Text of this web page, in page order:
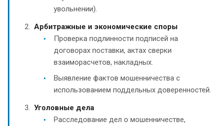
увольнении).
Арбитражные и экономические споры
Проверка подлинности подписей на
договорах поставки, актах сверки
взаиморасчетов, накладных.
Выявление фактов мошенничества с
использованием поддельных доверенностей.
Уголовные дела
Расследование дел о мошенничестве,